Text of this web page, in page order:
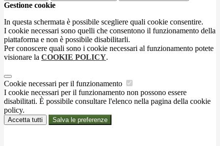
Gestione cookie
In questa schermata è possibile scegliere quali cookie consentire.
I cookie necessari sono quelli che consentono il funzionamento della
piattaforma e non è possibile disabilitarli.
Per conoscere quali sono i cookie necessari al funzionamento potete
visionare la COOKIE POLICY.
Cookie necessari per il funzionamento
I cookie necessari per il funzionamento non possono essere
disabilitati. È possibile consultare l'elenco nella pagina della cookie
policy.
Accetta tutti Salva le preferenze